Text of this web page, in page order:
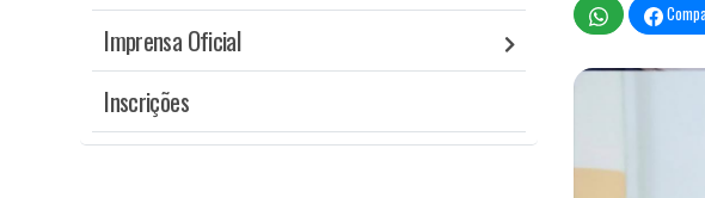
Imprensa Oficial
Inscrições